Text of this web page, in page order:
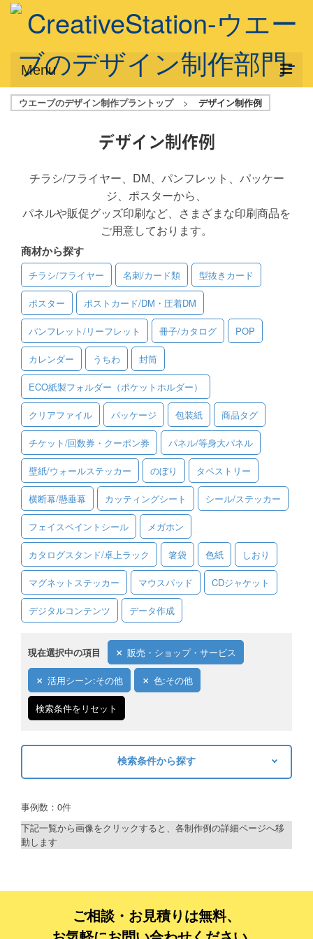
Menu
サービス概要
デザインプラン
フルデザイン
データ修正
写真からイラスト作成
デザイン制作例
ご利用料金
ご利用ガイド
ご利用の流れ
ご注文方法について
キャンセルについて
FAQ（よくあるご質問）
資料をダウンロード
ご利用規約
お見積り・お問合せ
ウエーブのデザイン制作プラントップ > デザイン制作例
デザイン制作例
チラシ/フライヤー、DM、パンフレット、パッケー
ジ、ポスターから、
パネルや販促グッズ印刷など、さまざまな印刷商品を
ご用意しております。
商材から探す
チラシ/フライヤー 名刺/カード類 型抜きカード
ポスター ポストカード/DM・圧着DM
パンフレット/リーフレット 冊子/カタログ POP
カレンダー うちわ 封筒
ECO紙製フォルダー（ポケットホルダー）
クリアファイル パッケージ 包装紙 商品タグ
チケット/回数券・クーポン券 パネル/等身大パネル
壁紙/ウォールステッカー のぼり タペストリー
横断幕/懸垂幕 カッティングシート シール/ステッカー
フェイスペイントシール メガホン
カタログスタンド/卓上ラック 箸袋 色紙 しおり
マグネットステッカー マウスパッド CDジャケット
デジタルコンテンツ データ作成
現在選択中の項目 販売・ショップ・サービス
活用シーン:その他 色:その他
検索条件をリセット
検索条件から探す
制作プランで探す
ベーシックコース
シルバーコース
事例数：0件
下記一覧から画像をクリックすると、各制作例の詳細ページへ移
動します
ご相談・お見積りは無料、